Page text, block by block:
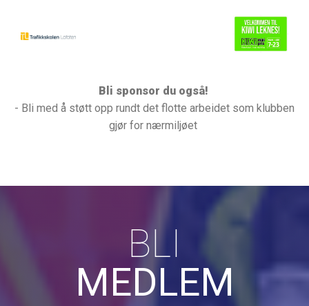
Bli sponsor du også!
- Bli med å støtt opp rundt det flotte arbeidet som klubben
gjør for nærmiljøet
BLI
MEDLEM